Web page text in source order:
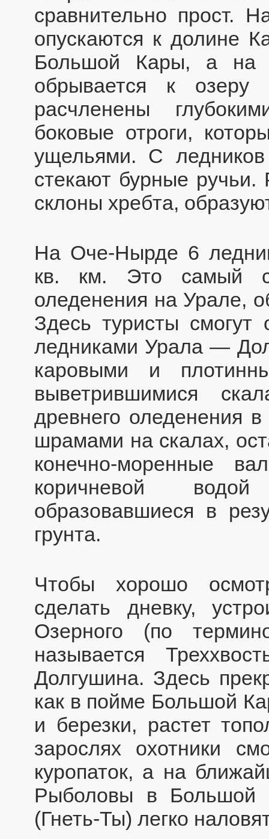
сравнительно прост.
опускаются к долине
Большой Кары, а на
обрывается к
расчленены
боковые отроги,
ущельями. С
стекают бурные ручьи.
склоны хребта,
На Оче-Нырде 6
кв. км. Это самый
оледенения на Урале,
Здесь туристы смогут
ледниками Урала —
каровыми и
выветрившимися
древнего оледенения
шрамами на скалах,
конечно-моренные
коричневой
образовавшиеся в
грунта.
Чтобы хорошо
сделать дневку,
Озерного (по
называется
Долгушина. Здесь
как в пойме Большой
и березки, растет
зарослях охотники
куропаток, а на
Рыболовы в Большой
(Гнеть-Ты) легко